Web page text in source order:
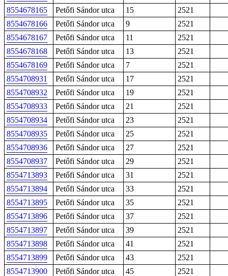
8554678165
Petőfi Sándor utca 15
2521
8554678166
Petőfi Sándor utca 9
2521
8554678167
Petőfi Sándor utca 11
2521
8554678168
Petőfi Sándor utca 13
2521
8554678169
Petőfi Sándor utca 7
2521
8554708931
Petőfi Sándor utca 17
2521
8554708932
Petőfi Sándor utca 19
2521
8554708933
Petőfi Sándor utca 21
2521
8554708934
Petőfi Sándor utca 23
2521
8554708935
Petőfi Sándor utca 25
2521
8554708936
Petőfi Sándor utca 27
2521
8554708937
Petőfi Sándor utca 29
2521
8554713893
Petőfi Sándor utca 31
2521
8554713894
Petőfi Sándor utca 33
2521
8554713895
Petőfi Sándor utca 35
2521
8554713896
Petőfi Sándor utca 37
2521
8554713897
Petőfi Sándor utca 39
2521
8554713898
Petőfi Sándor utca 41
2521
8554713899
Petőfi Sándor utca 43
2521
8554713900
Petőfi Sándor utca 45
2521